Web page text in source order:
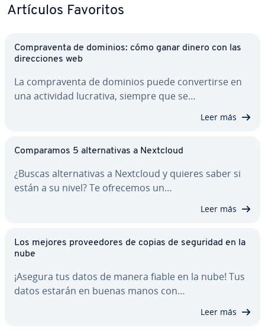
Artículos Favoritos
Co­m­pra­ve­n­ta de dominios: cómo ganar dinero con las
di­re­c­cio­nes web
La co­m­pra­ve­n­ta de dominios puede co­n­ve­r­ti­r­se en
una actividad lucrativa, siempre que se…
Leer más
Co­m­pa­ra­mos 5 al­te­r­na­ti­vas a Nextcloud
¿Buscas al­te­r­na­ti­vas a Nextcloud y quieres saber si
están a su nivel? Te ofrecemos un…
Leer más
Los mejores pro­vee­do­res de copias de seguridad en la
nube
¡Asegura tus datos de manera fiable en la nube! Tus
datos estarán en buenas manos con…
Leer más